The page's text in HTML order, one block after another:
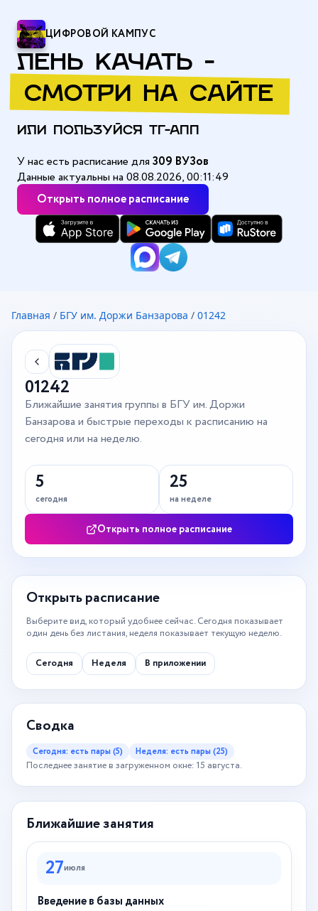
ЦИФРОВОЙ КАМПУС
ЛЕНЬ КАЧАТЬ -
СМОТРИ НА САЙТЕ
ИЛИ ПОЛЬЗУЙСЯ ТГ-АПП
Открыть полное расписание
У нас есть расписание для 309 ВУЗов
Данные актуальны на 08.08.2026, 00:11:49
Главная / БГУ им. Доржи Банзарова / 01242
01242
Ближайшие занятия группы в БГУ им. Доржи
Банзарова и быстрые переходы к расписанию на
сегодня или на неделю.
5
сегодня
25
на неделе
Открыть полное расписание
Открыть расписание
Выберите вид, который удобнее сейчас. Сегодня показывает
один день без листания, неделя показывает текущую неделю.
Сегодня Неделя В приложении
Сводка
Сегодня: есть пары (5) Неделя: есть пары (25)
Последнее занятие в загруженном окне: 15 августа.
Ближайшие занятия
27июля
Введение в базы данных